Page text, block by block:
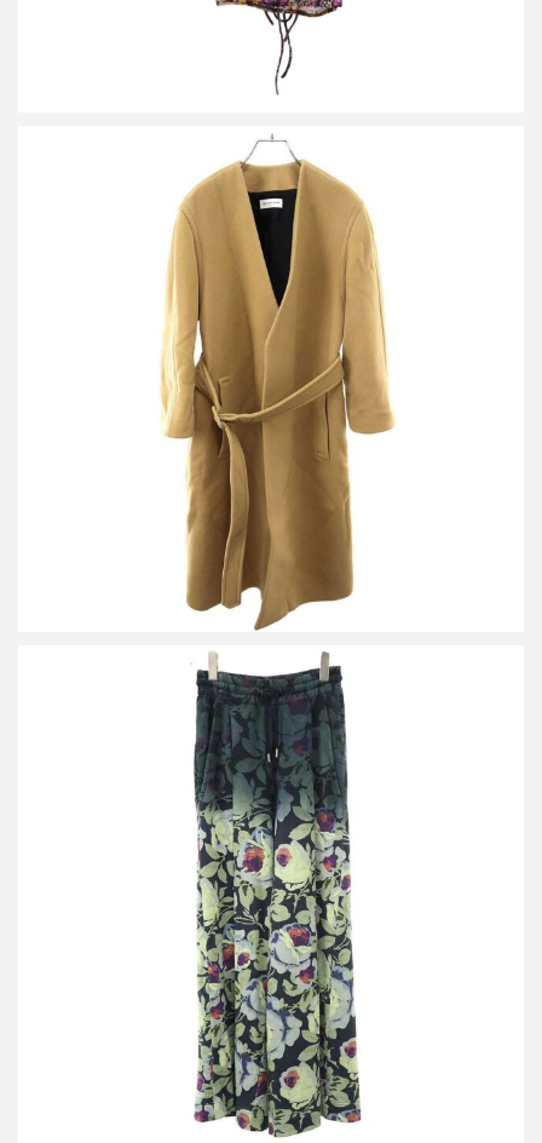
ドリスヴァンノッテン ノーカラー ベルテッドコート
詳しく見る
ドリスヴァンノッテン 20SS ボタニカルグラデーション スウェッ
トイージーパンツ
買取金額21,250円
詳しく見る